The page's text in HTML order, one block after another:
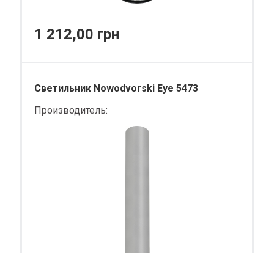
1 212,00 грн
Светильник Nowodvorski Eye 5473
Производитель: